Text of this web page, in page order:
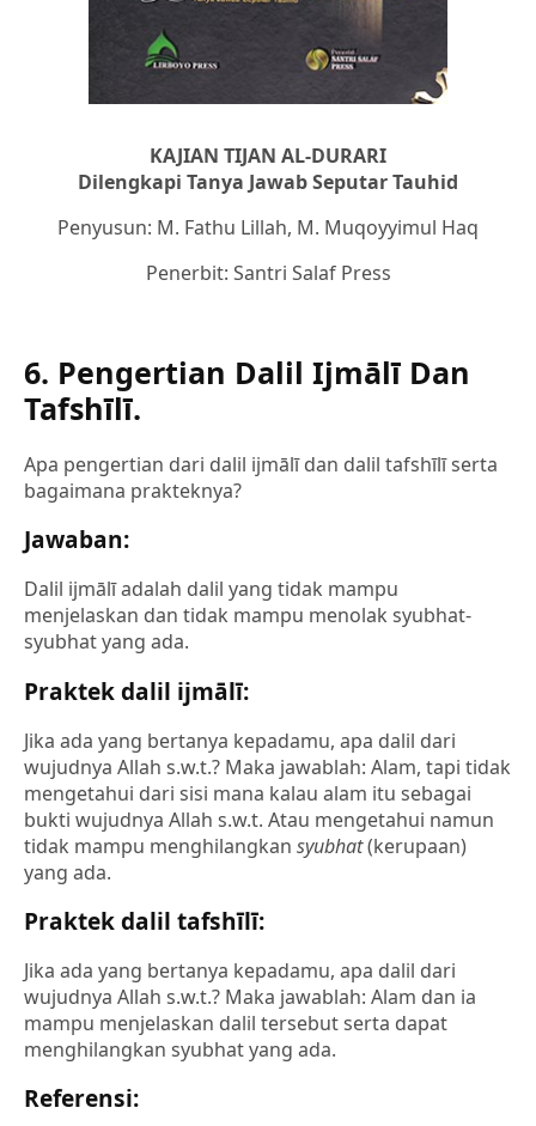
KAJIAN TIJAN AL-DURARI
Dilengkapi Tanya Jawab Seputar Tauhid
Penyusun: M. Fathu Lillah, M. Muqoyyimul Haq
Penerbit: Santri Salaf Press
6. Pengertian Dalil Ijmālī Dan
Tafshīlī.
Apa pengertian dari dalil ijmālī dan dalil tafshīlī serta
bagaimana prakteknya?
Jawaban:
Dalil ijmālī adalah dalil yang tidak mampu
menjelaskan dan tidak mampu menolak syubhat-
syubhat yang ada.
Praktek dalil ijmālī:
Jika ada yang bertanya kepadamu, apa dalil dari
wujudnya Allah s.w.t.? Maka jawablah: Alam, tapi tidak
mengetahui dari sisi mana kalau alam itu sebagai
bukti wujudnya Allah s.w.t. Atau mengetahui namun
tidak mampu menghilangkan syubhat(kerupaan)
yang ada.
Praktek dalil tafshīlī:
Jika ada yang bertanya kepadamu, apa dalil dari
wujudnya Allah s.w.t.? Maka jawablah: Alam dan ia
mampu menjelaskan dalil tersebut serta dapat
menghilangkan syubhat yang ada.
Referensi: